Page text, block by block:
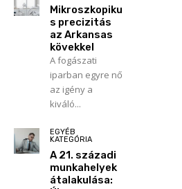
Mikroszkopiku
s precizitás
az Arkansas
kövekkel
A fogászati
iparban egyre nő
az igény a
kiváló...
EGYÉB
KATEGÓRIA
A 21. századi
munkahelyek
átalakulása: